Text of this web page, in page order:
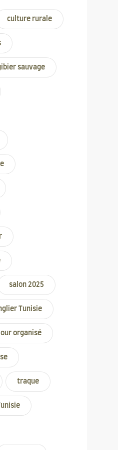
culture rurale
sauvage
salon 2025
Tunisie
organisé
traque
Tunisie